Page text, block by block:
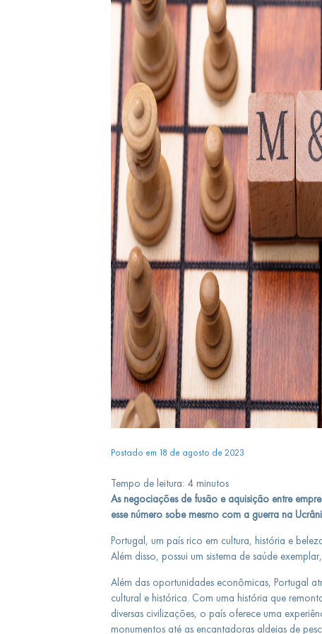
Postado em 18 de agosto de 2023
Tempo de leitura: 4 minutos
As negociações de fusão e aquisição entre
esse número sobe mesmo com a guerra na
Portugal, um país rico em cultura, história e
Além disso, possui um sistema de saúde
Além das oportunidades econômicas, Portugal
cultural e histórica. Com uma história que
diversas civilizações, o país oferece uma
monumentos até as encantadoras aldeias de